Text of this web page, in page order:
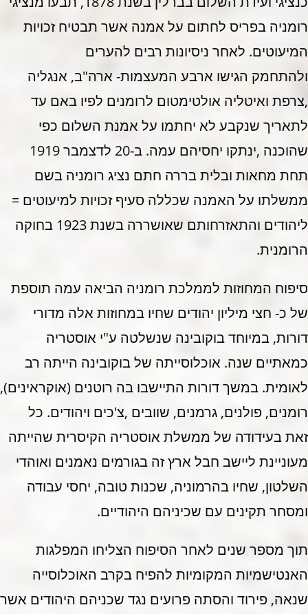
רומניה בפריס לחתום על אמנה אשר תבטיח זכויות
המיעוטים. לאחר ניסיונות רבים להערים
ולהתחמק הגישו ארבע המעצמות- ארה"ב, אנגליה
,צרפת ואיטליה אולטימטום לרומנים לפיו באם עד
לתאריך שנקבע לא יחתמו על אמנת השלום כפי
שהוכנה ,ינתקו יחסיהם עמה. ב-20 לדצמבר 1919
תחת מחאות ובלית בררה חתם נציג רומניה בשם
ממשלתו על האמנה שכללה סעיף זכויות למיעוטים =
ליהודים והתאזרחותם שאושררה בשנת 1923 בחוקה
הרומנית.
סיפוח המחוזות לממלכת רומניה הביאה עמה תוספת
של כ- חצי מיליון יהודים שחיו במחוזות אלה מדורי
דורות, במיוחד בוקובינה שנשלטה ע"י אוסטריה
כמאתיים שנה. אוכלוסייתה של בוקובינה הייתה רב
לאומית. במשך דורות התיישבו בה רוטנים (אוקראינים),
רומנים, פולנים, גרמנים, שוובים ,צ'כים ויהודים. כל
זאת בעידודה של ממשלת אוסטריה הקיסרית שהייתה
מעוניינת ליישב חבל ארץ זה בגורמים נאמנים ואוהדי
השלטון, שחיו בהרמוניה, שכנות טובה, יחסי עבודה
ומסחר תקינים עם שכיניהם היהודיים.
תוך מספר שנים לאחר הסיפוח הצליחו המפלגות
האנטישמיות המקומיות להפיח בקרב האוכלוסייה
שנאה, פירוד והסתה פרועים נגד שכניהם היהודים אשר